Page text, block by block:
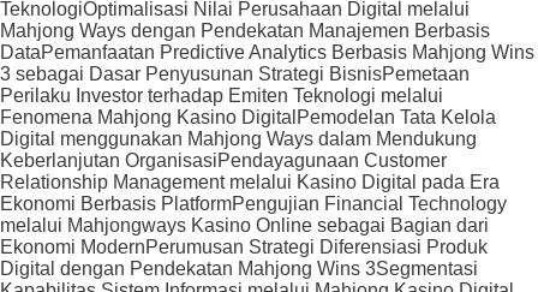
TeknologiOptimalisasi Nilai Perusahaan Digital melalui
Mahjong Ways dengan Pendekatan Manajemen Berbasis
DataPemanfaatan Predictive Analytics Berbasis Mahjong Wins
3 sebagai Dasar Penyusunan Strategi BisnisPemetaan
Perilaku Investor terhadap Emiten Teknologi melalui
Fenomena Mahjong Kasino Digital Pemodelan Tata Kelola
Digital menggunakan Mahjong Ways dalam Mendukung
Keberlanjutan OrganisasiPendayagunaan Customer
Relationship Management melalui Kasino Digital pada Era
Ekonomi Berbasis PlatformPengujian Financial Technology
melalui Mahjongways Kasino Online sebagai Bagian dari
Ekonomi ModernPerumusan Strategi Diferensiasi Produk
Digital dengan Pendekatan Mahjong Wins 3Segmentasi